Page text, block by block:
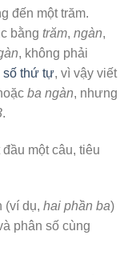
đến một trăm.
bằng trăm, ngàn,
, không phải
số thứ tự, vì vậy viết
ba ngàn, nhưng
.
một câu, tiêu
(ví dụ, hai phần ba)
phân số cùng